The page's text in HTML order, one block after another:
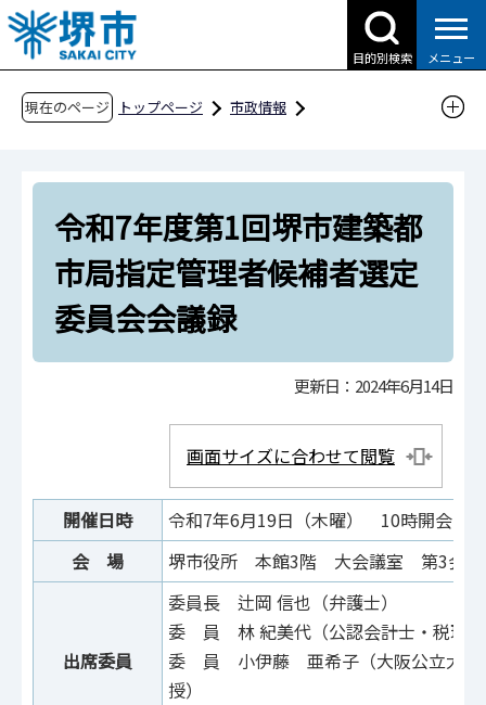
こ
の
ペ
目的別検索 メニュー
現在のページ トップページ
市政情報
指定管理者候補者選定委員会会議録等
令和7年度第1回堺市建築都市局指定管理者候補
者選定委員会会議録
令和7年度第1回堺市建築都
市局指定管理者候補者選定
委員会会議録
更新日：2024年6月14日
画面サイズに合わせて閲覧
開催日時
令和7年6月19日（木曜） 10時開会
会 場
堺市役所 本館3階 大会議室 第3会議
出席委員
委員長 辻岡 信也（弁護士）
委 員 林 紀美代（公認会計士・税理
委 員 小伊藤 亜希子（大阪公立大学
授）